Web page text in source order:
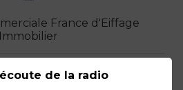
France d'Eiffage
Immobilier
(1) À venir(0)
de la radio